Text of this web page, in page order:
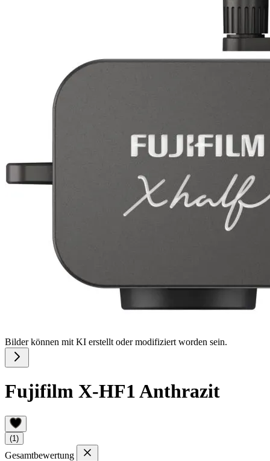
Bilder können mit KI erstellt oder modifiziert worden sein.
Fujifilm X-HF1 Anthrazit
(1)
Gesamtbewertung